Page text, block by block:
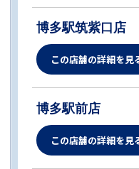
博多駅筑紫口店
この店舗の詳細を見
博多駅前店
この店舗の詳細を見